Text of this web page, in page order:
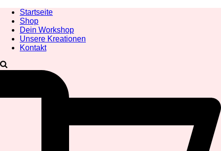
Startseite
Shop
Dein Workshop
Unsere Kreationen
Kontakt